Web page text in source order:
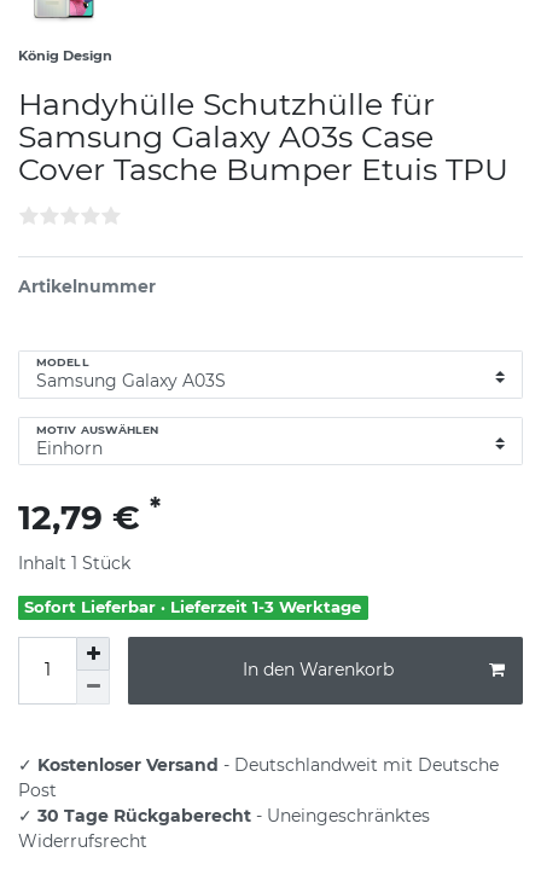
König Design
Handyhülle Schutzhülle für
Samsung Galaxy A03s Case
Cover Tasche Bumper Etuis TPU
Artikelnummer
MODELL
MOTIV AUSWÄHLEN
12,79 € *
Inhalt 1 Stück
Sofort Lieferbar · Lieferzeit 1-3 Werktage
In den Warenkorb
✓ Kostenloser Versand - Deutschlandweit mit Deutsche
Post
✓ 30 Tage Rückgaberecht - Uneingeschränktes
Widerrufsrecht